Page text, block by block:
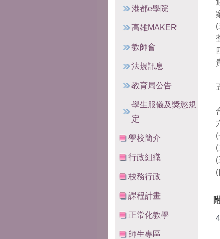
港都e學院
高雄MAKER
教師會
法規訊息
教育局公告
學生服儀及獎懲規
定
學校簡介
行政組織
校務行政
課程計畫
正常化教學
師生專區